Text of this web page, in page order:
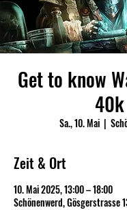
Get to know
40k
Sa., 10. Mai
  |
Zeit & Ort
10. Mai 2025, 13:00 – 18:00
Schönenwerd, Gösgerstrasse